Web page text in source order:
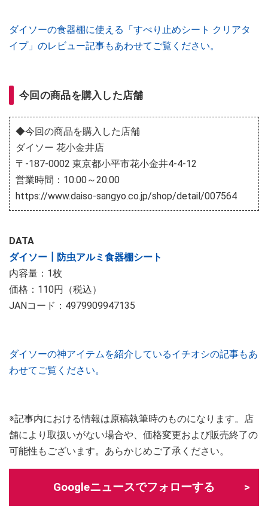
ダイソーの食器棚に使える「すべり止めシート クリアタ
イプ」のレビュー記事もあわせてご覧ください。
今回の商品を購入した店舗
◆今回の商品を購入した店舗
ダイソー 花小金井店
〒-187-0002 東京都小平市花小金井4-4-12
営業時間：10:00～20:00
https://www.daiso-sangyo.co.jp/shop/detail/007564
DATA
ダイソー┃防虫アルミ食器棚シート
内容量：1枚
価格：110円（税込）
JANコード：4979909947135
ダイソーの神アイテムを紹介しているイチオシの記事もあ
わせてご覧ください。
※記事内における情報は原稿執筆時のものになります。店
舗により取扱いがない場合や、価格変更および販売終了の
可能性もございます。あらかじめご了承ください。
Googleニュースでフォローする